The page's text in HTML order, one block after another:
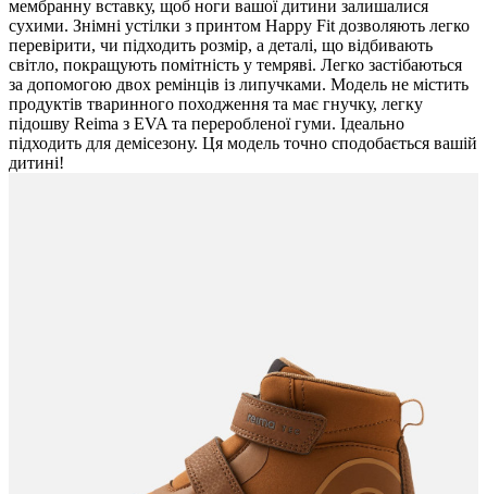
мембранну вставку, щоб ноги вашої дитини залишалися
сухими. Знімні устілки з принтом Happy Fit дозволяють легко
перевірити, чи підходить розмір, а деталі, що відбивають
світло, покращують помітність у темряві. Легко застібаються
за допомогою двох ремінців із липучками. Модель не містить
продуктів тваринного походження та має гнучку, легку
підошву Reima з EVA та переробленої гуми. Ідеально
підходить для демісезону. Ця модель точно сподобається вашій
дитині!